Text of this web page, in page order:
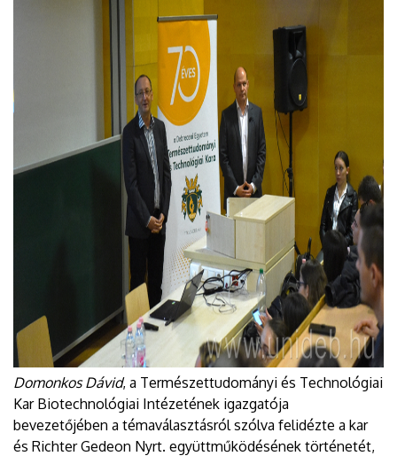
Domonkos Dávid, a Természettudományi és Technológiai
Kar Biotechnológiai Intézetének igazgatója
bevezetőjében a témaválasztásról szólva felidézte a kar
és Richter Gedeon Nyrt. együttműködésének történetét,